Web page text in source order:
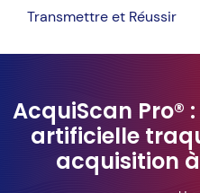
content
Transmettre et Réussir
AcquiScan Pro®
artificielle
acquisition